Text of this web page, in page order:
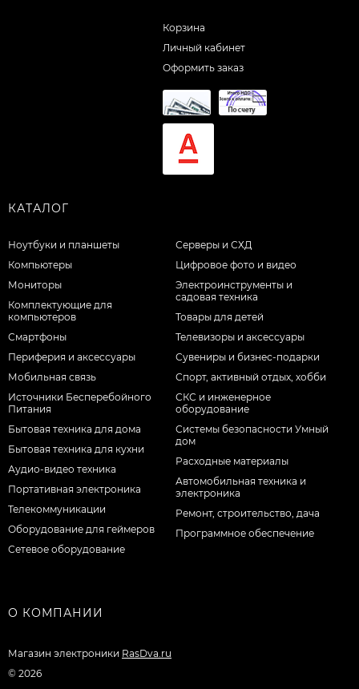
Корзина
Личный кабинет
Оформить заказ
КАТАЛОГ
Ноутбуки и планшеты
Компьютеры
Мониторы
Комплектующие для
компьютеров
Смартфоны
Периферия и аксессуары
Мобильная связь
Источники Бесперебойного
Питания
Бытовая техника для дома
Бытовая техника для кухни
Аудио-видео техника
Портативная электроника
Телекоммуникации
Оборудование для геймеров
Сетевое оборудование
Серверы и СХД
Цифровое фото и видео
Электроинструменты и
садовая техника
Товары для детей
Телевизоры и аксессуары
Сувениры и бизнес-подарки
Спорт, активный отдых, хобби
СКС и инженерное
оборудование
Системы безопасности Умный
дом
Расходные материалы
Автомобильная техника и
электроника
Ремонт, строительство, дача
Программное обеспечение
О КОМПАНИИ
Магазин электроники RasDva.ru
© 2026